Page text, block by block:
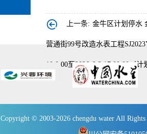
上一条: 金牛区计划停水
营通街99号改造水表工程
10:0:00至2026-6-2 17:00:00（
Copyright © 2003-2026 chengdu water All